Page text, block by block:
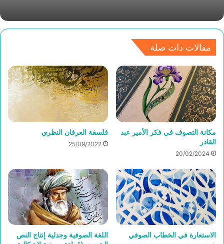
مقالات ذات صلة
مكانة التصوف في فكر الأمير عبد
القادر
20/02/2024
فلسفة العرفان النظري
25/09/2022
الاستعارة في الخطاب الصوفي
اللغة الصوفية وجدلية إنتاج النص